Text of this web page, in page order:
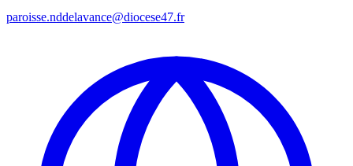
paroisse.nddelavance@diocese47.fr